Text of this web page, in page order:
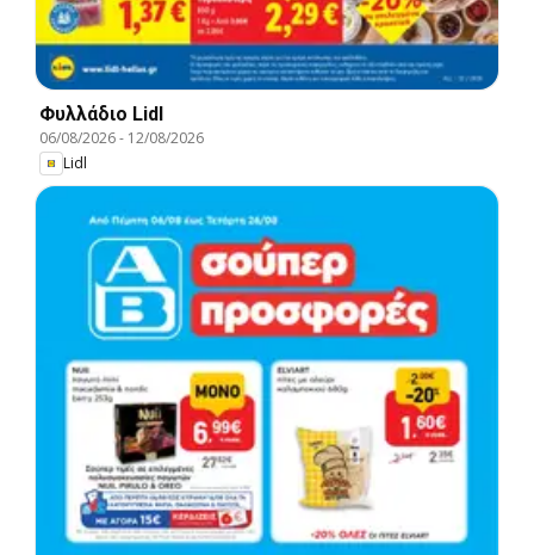
Φυλλάδιο Lidl
06/08/2026- 12/08/2026
Lidl